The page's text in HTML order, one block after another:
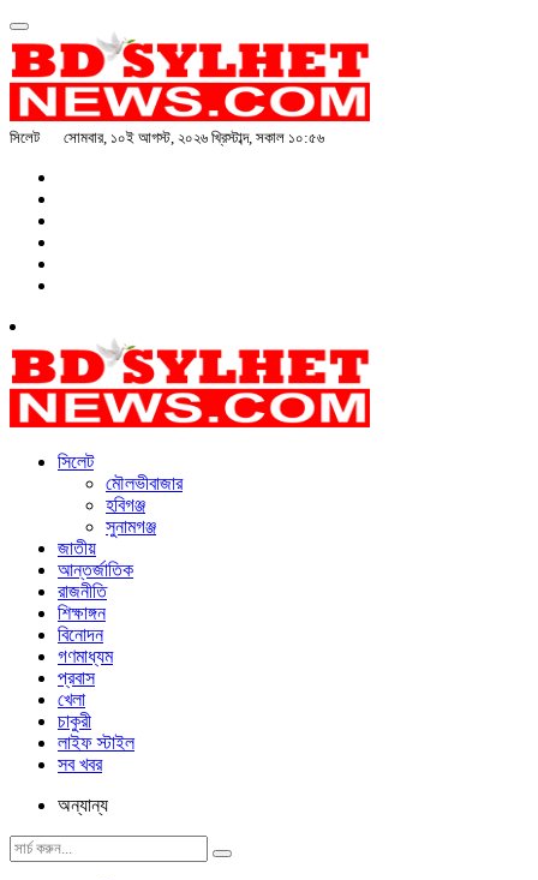
সিলেট সোমবার, ১০ই আগস্ট, ২০২৬ খ্রিস্টাব্দ, সকাল ১০:৫৬
সিলেট
মৌলভীবাজার
হবিগঞ্জ
সুনামগঞ্জ
জাতীয়
আন্তর্জাতিক
রাজনীতি
শিক্ষাঙ্গন
বিনোদন
গণমাধ্যম
প্রবাস
খেলা
চাকুরী
লাইফ স্টাইল
সব খবর
অন্যান্য